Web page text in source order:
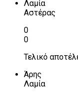
Λαμία
Αστέρας
0
0
Τελικό
Άρης
Λαμία